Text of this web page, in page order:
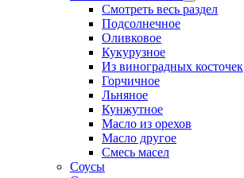
Смотреть весь раздел
Подсолнечное
Оливковое
Кукурузное
Из виноградных косточек
Горчичное
Льняное
Кунжутное
Масло из орехов
Масло другое
Смесь масел
Соусы